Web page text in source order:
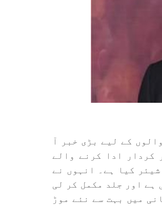
کرنے والوں کے لیے بڑی خبر آ
کردار ادا کرنے والے
اہم اپ ڈیٹ شیئر کیا ہے۔ انہوں نے
ہے اور جلد مکمل کر لی
میں بہت سے نئے موڑ